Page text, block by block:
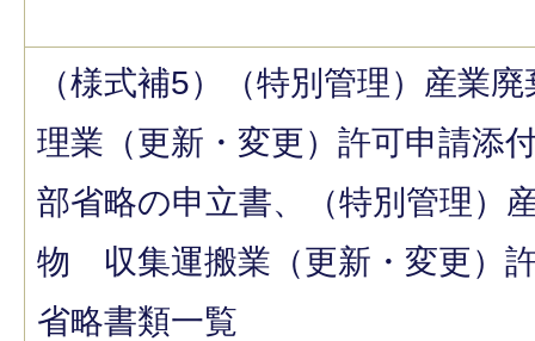
（様式補5）（特別管理）産業
理業（更新・変更）許可申請添
部省略の申立書、（特別管理）
物 収集運搬業（更新・変更）
省略書類一覧